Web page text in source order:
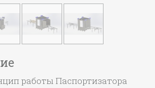
работы Паспортизатора